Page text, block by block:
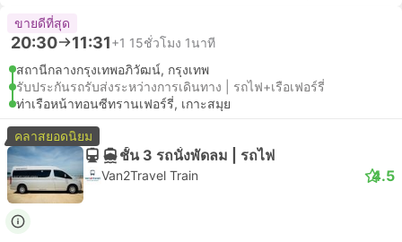
ขายดีที่สุด
20:30 11:31+1 15ชั่วโมง 1นาที
สถานีกลางกรุงเทพอภิวัฒน์, กรุงเทพ
รับประกันรถรับส่งระหว่างการเดินทาง | รถไฟ+เรือเฟอร์รี่
ท่าเรือหน้าทอนซีทรานเฟอร์รี่, เกาะสมุย
คลาสยอดนิยม
ชั้น 3 รถนั่งพัดลม | รถไฟ
Van2Travel Train 4.5